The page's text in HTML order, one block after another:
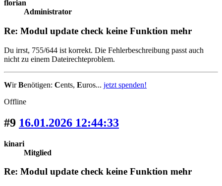
florian
Administrator
Re: Modul update check keine Funktion mehr
Du irrst, 755/644 ist korrekt. Die Fehlerbeschreibung passt auch
nicht zu einem Dateirechteproblem.
WirBenötigen: Cents, Euros... jetzt spenden!
Offline
#9 16.01.2026 12:44:33
kinari
Mitglied
Re: Modul update check keine Funktion mehr